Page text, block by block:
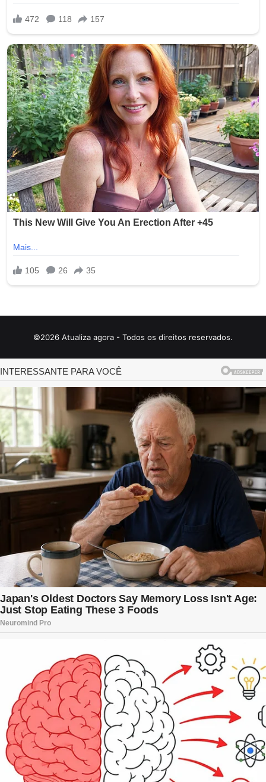
©2026 Atualiza agora - Todos os direitos reservados.